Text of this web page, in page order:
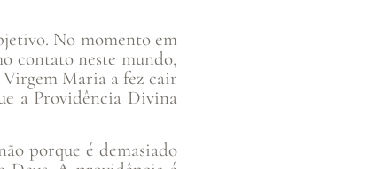
No momento em
contato neste mundo,
Virgem Maria a fez cair
a Providência Divina
porque é demasiado